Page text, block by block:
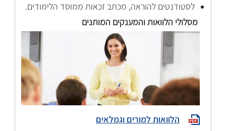
לסטודנטים להוראה, מכתב זכאות ממוסד הלימודים.
מסלולי הלוואותוהמענקים המותנים
הלוואות למורים וגמלאים